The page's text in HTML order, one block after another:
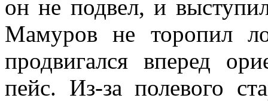
он не подвел, и
Мамуров не торопил
продвигался вперед
пейс. Из-за полевого